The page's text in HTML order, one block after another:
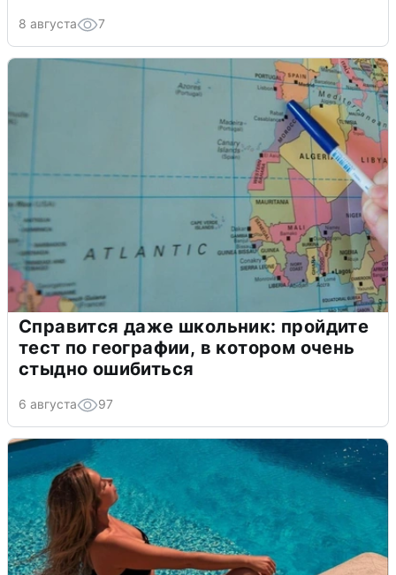
8 августа 7
Справится даже школьник: пройдите
тест по географии, в котором очень
стыдно ошибиться
6 августа 97